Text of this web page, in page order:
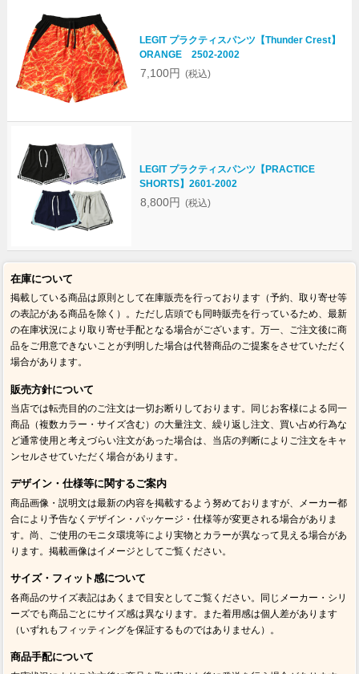
LEGIT プラクティスパンツ【Thunder Crest】
ORANGE 2502-2002
7,100円 (税込)
LEGIT プラクティスパンツ【PRACTICE
SHORTS】2601-2002
8,800円 (税込)
在庫について
掲載している商品は原則として在庫販売を行っております（予約、取り寄せ等
の表記がある商品を除く）。ただし店頭でも同時販売を行っているため、最新
の在庫状況により取り寄せ手配となる場合がございます。万一、ご注文後に商
品をご用意できないことが判明した場合は代替商品のご提案をさせていただく
場合があります。
販売方針について
当店では転売目的のご注文は一切お断りしております。同じお客様による同一
商品（複数カラー・サイズ含む）の大量注文、繰り返し注文、買い占め行為な
ど通常使用と考えづらい注文があった場合は、当店の判断によりご注文をキャ
ンセルさせていただく場合があります。
デザイン・仕様等に関するご案内
商品画像・説明文は最新の内容を掲載するよう努めておりますが、メーカー都
合により予告なくデザイン・パッケージ・仕様等が変更される場合がありま
す。尚、ご使用のモニタ環境等により実物とカラーが異なって見える場合があ
ります。掲載画像はイメージとしてご覧ください。
サイズ・フィット感について
各商品のサイズ表記はあくまで目安としてご覧ください。同じメーカー・シリ
ーズでも商品ごとにサイズ感は異なります。また着用感は個人差があります
（いずれもフィッティングを保証するものではありません）。
商品手配について